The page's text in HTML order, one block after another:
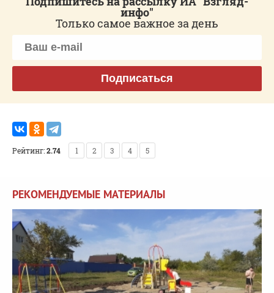
инфо"
Только самое важное за день
Подписаться
Рейтинг:2.74 1 2 3 4 5
РЕКОМЕНДУЕМЫЕ МАТЕРИАЛЫ